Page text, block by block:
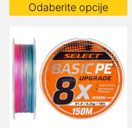
Odaberite opcije